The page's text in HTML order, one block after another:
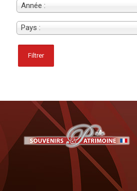
Année :
Pays :
Filtrer